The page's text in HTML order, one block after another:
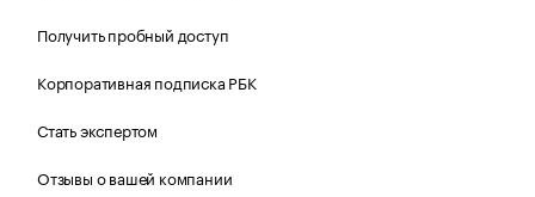
Получить пробный доступ
Корпоративная подписка РБК
Стать экспертом
Отзывы о вашей компании